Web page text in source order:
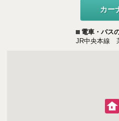
カー
電車・バス
JR中央本線
各種特典制度のご案内